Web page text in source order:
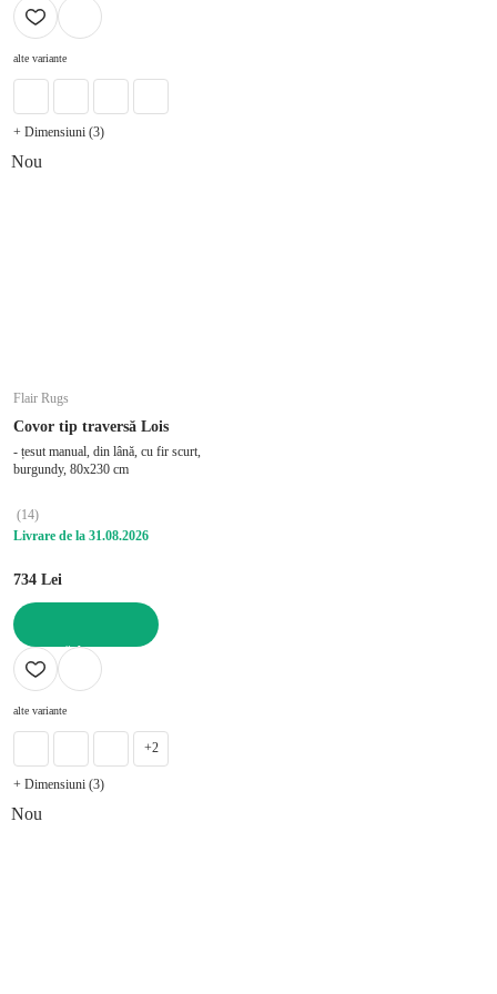
alte variante
+ Dimensiuni (3)
Nou
Flair Rugs
Covor tip traversă Lois
- țesut manual, din lână, cu fir scurt,
burgundy, 80x230 cm
(14)
Livrare de la 31.08.2026
734 Lei
ADAUGĂ ÎN COȘ
alte variante
+2
+ Dimensiuni (3)
Nou